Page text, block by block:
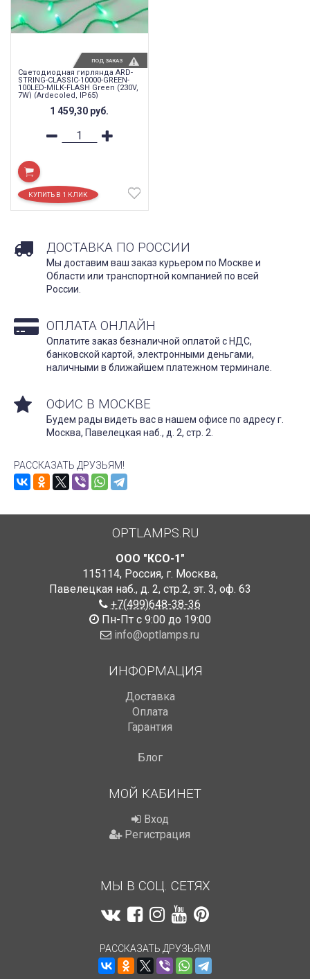
Светодиодная гирлянда ARD-
STRING-CLASSIC-10000-GREEN-
100LED-MILK-FLASH Green (230V,
7W) (Ardecoled, IP65)
1 459,30 руб.
ПОД ЗАКАЗ
ДОСТАВКА ПО РОССИИ
Мы доставим ваш заказ курьером по Москве и
Области или транспортной компанией по всей
России.
ОПЛАТА ОНЛАЙН
Оплатите заказ безналичной оплатой с НДС,
банковской картой, электронными деньгами,
наличными в ближайшем платежном терминале.
ОФИС В МОСКВЕ
Будем рады видеть вас в нашем офисе по адресу г.
Москва, Павелецкая наб., д. 2, стр. 2.
РАССКАЗАТЬ ДРУЗЬЯМ!
OPTLAMPS.RU
ООО "КСО-1"
115114, Россия, г. Москва,
Павелецкая наб., д. 2, стр.2, эт. 3, оф. 63
+7(499)648-38-36
Пн-Пт с 9:00 до 19:00
info@optlamps.ru
ИНФОРМАЦИЯ
Доставка
Оплата
Гарантия
Блог
МОЙ КАБИНЕТ
Вход
Регистрация
МЫ В СОЦ. СЕТЯХ
РАССКАЗАТЬ ДРУЗЬЯМ!